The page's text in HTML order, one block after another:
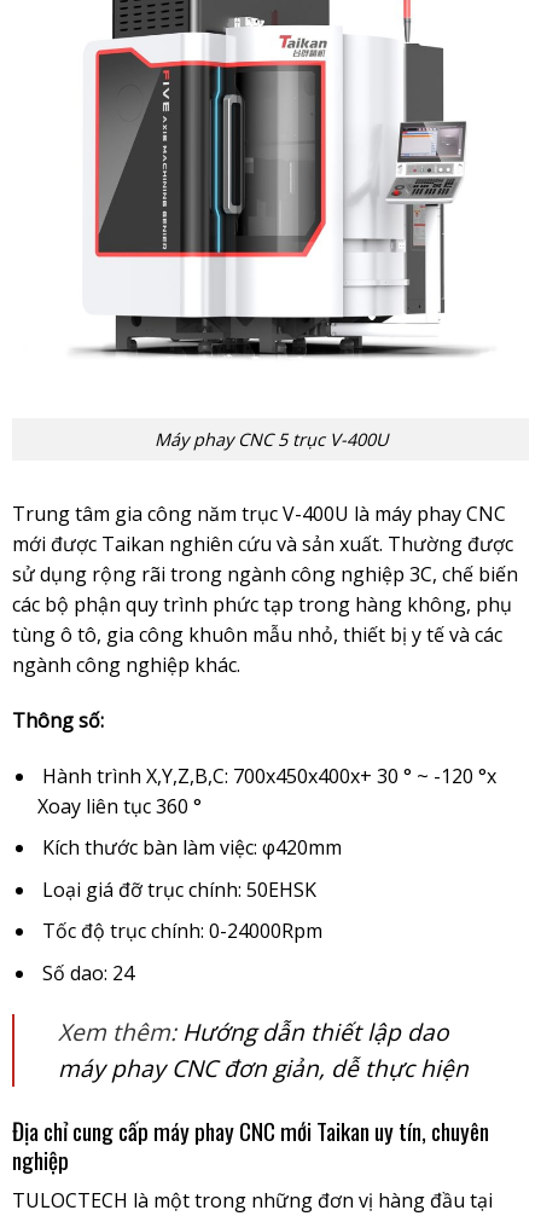
Máy phay CNC 5 trục V-400U
Trung tâm gia công năm trụcV-400U là máy phay CNC
mới được Taikan nghiên cứu và sản xuất. Thường được
sử dụng rộng rãi trong ngành công nghiệp 3C, chế biến
các bộ phận quy trình phức tạp trong hàng không, phụ
tùng ô tô, gia công khuôn mẫu nhỏ, thiết bị y tế và các
ngành công nghiệp khác.
Thông số:
Hành trình X,Y,Z,B,C: 700x450x400x+ 30 ° ~ -120 °x
Xoay liên tục 360 °
Kích thước bàn làm việc: φ420mm
Loại giá đỡ trục chính: 50EHSK
Tốc độ trục chính: 0-24000Rpm
Số dao: 24
Xem thêm: Hướng dẫn thiết lập dao
máy phay CNC đơn giản, dễ thực hiện
Địa chỉ cung cấp máy phay CNC mới Taikan uy tín, chuyên
nghiệp
TULOCTECH là một trong những đơn vị hàng đầu tại